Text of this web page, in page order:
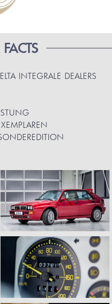
INTEGRALE DEALERS